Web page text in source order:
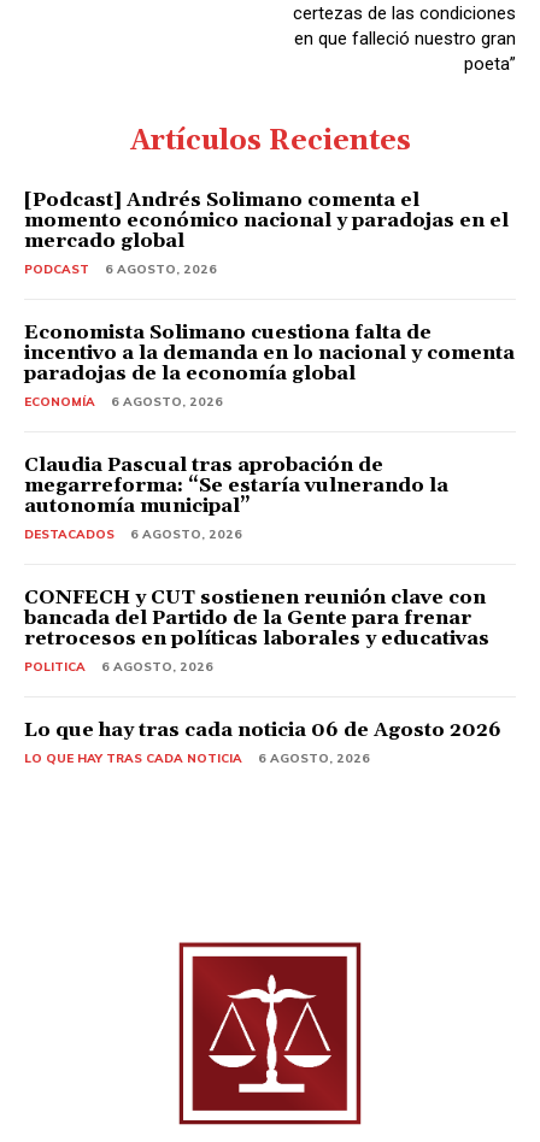
certezas de las condiciones
en que falleció nuestro gran
poeta”
Artículos Recientes
[Podcast] Andrés Solimano comenta el
momento económico nacional y paradojas en el
mercado global
PODCAST 6 AGOSTO, 2026
Economista Solimano cuestiona falta de
incentivo a la demanda en lo nacional y comenta
paradojas de la economía global
ECONOMÍA 6 AGOSTO, 2026
Claudia Pascual tras aprobación de
megarreforma: “Se estaría vulnerando la
autonomía municipal”
DESTACADOS 6 AGOSTO, 2026
CONFECH y CUT sostienen reunión clave con
bancada del Partido de la Gente para frenar
retrocesos en políticas laborales y educativas
POLITICA 6 AGOSTO, 2026
Lo que hay tras cada noticia 06 de Agosto 2026
LO QUE HAY TRAS CADA NOTICIA 6 AGOSTO, 2026